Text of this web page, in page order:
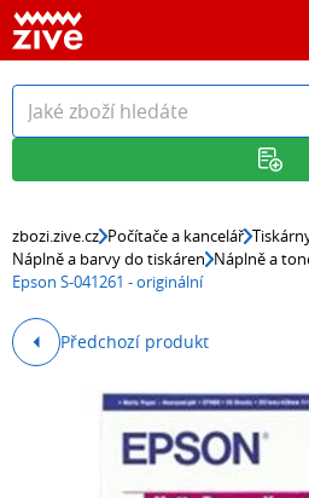
zbozi.zive.cz Počítače a kancelář
Náplně a barvy do tiskáren Náplně a
Epson S-041261 - originální
Předchozí produkt